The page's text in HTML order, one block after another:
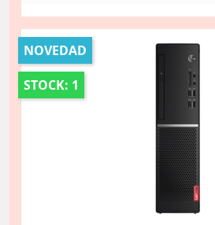
NOVEDAD
STOCK: 1